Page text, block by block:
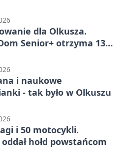
dla Olkusza.
Senior+ otrzyma 134
i naukowe
- tak było w Olkuszu
i 50 motocykli.
hołd powstańcom